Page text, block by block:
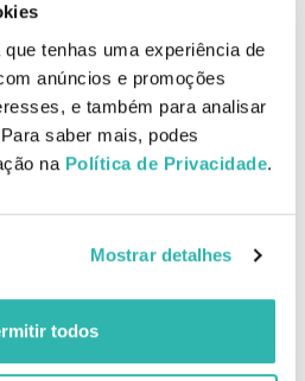
tenhas uma experiência de
anúncios e promoções
e também para analisar
saber mais, podes
na Política de Privacidade.
Mostrar detalhes
todos
o tempo de secagem e
com o cabelo nutrido, maleável e
Moroccanoil Styling e